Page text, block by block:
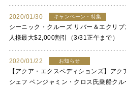
2020/01/30 キャンペーン・特集
シーニック・クルーズ リバー＆エクリ
人様最大$2,000割引（3/31正午まで）
2020/01/22 お知らせ
【アクア・エクスペディションズ】ア
シェフ ベンジャミン・クロス氏乗船クル